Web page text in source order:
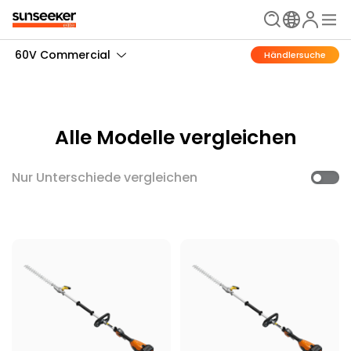
60V Commercial Händlersuche
Alle Modelle vergleichen
Nur Unterschiede vergleichen